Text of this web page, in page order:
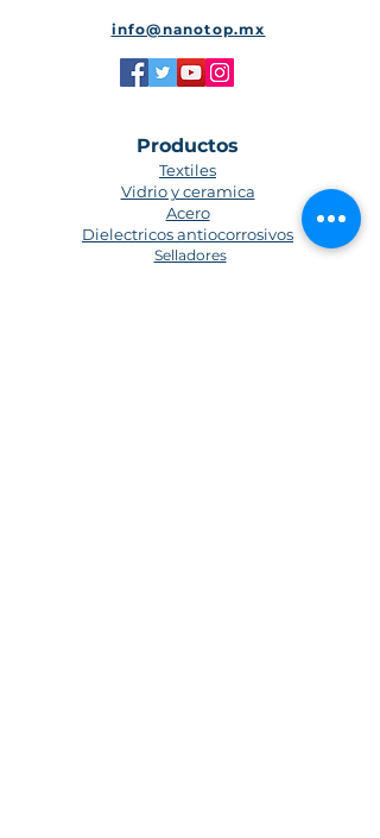
info@nanotop.mx
Productos
Textiles
Vidrio y ceramica
Acero
Dielectricos antiocorrosivos
Selladores